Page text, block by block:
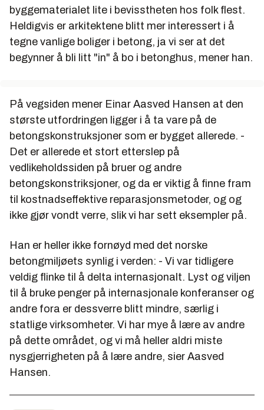
byggematerialet lite i bevisstheten hos folk flest.
Heldigvis er arkitektene blitt mer interessert i å
tegne vanlige boliger i betong, ja vi ser at det
begynner å bli litt "in" å bo i betonghus, mener han.
På vegsiden mener Einar Aasved Hansen at den
største utfordringen ligger i å ta vare på de
betongskonstruksjoner som er bygget allerede. -
Det er allerede et stort etterslep på
vedlikeholdssiden på bruer og andre
betongskonstriksjoner, og da er viktig å finne fram
til kostnadseffektive reparasjonsmetoder, og og
ikke gjør vondt verre, slik vi har sett eksempler på.
Han er heller ikke fornøyd med det norske
betongmiljøets synlig i verden: - Vi var tidligere
veldig flinke til å delta internasjonalt. Lyst og viljen
til å bruke penger på internasjonale konferanser og
andre fora er dessverre blitt mindre, særlig i
statlige virksomheter. Vi har mye å lære av andre
på dette området, og vi må heller aldri miste
nysgjerrigheten på å lære andre, sier Aasved
Hansen.